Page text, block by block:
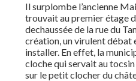
Il surplombe l’ancienne
trouvait au premier étage
dechaussée de la rue du
création, un virulent débat
installer. En effet, la
cloche qui servait au
sur le petit clocher du